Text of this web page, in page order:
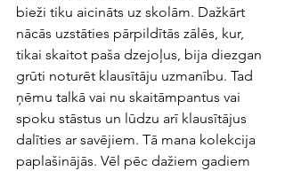
bieži tiku aicināts uz skolām. Dažkārt
nācās uzstāties pārpildītās zālēs, kur,
tikai skaitot paša dzejoļus, bija diezgan
grūti noturēt klausītāju uzmanību. Tad
ņēmu talkā vai nu skaitāmpantus vai
spoku stāstus un lūdzu arī klausītājus
dalīties ar savējiem. Tā mana kolekcija
paplašinājās. Vēl pēc dažiem gadiem